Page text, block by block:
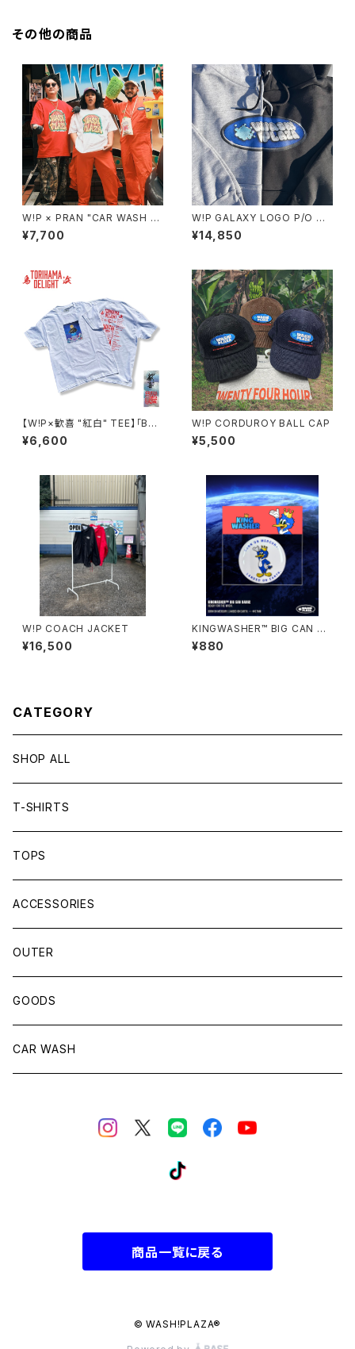
その他の商品
W!P × PRAN "CAR WASH P
LAZA" S/S TEE
¥7,700
W!P GALAXY LOGO P/O HO
ODIE
¥14,850
【W!P×歓喜 "紅白" TEE】「BLO
CK PARTY vol.3 -鳥浜DELI
GHT-」
¥6,600
W!P CORDUROY BALL CAP
¥5,500
W!P COACH JACKET
¥16,500
KINGWASHER™ BIG CAN BA
DGE
¥880
CATEGORY
SHOP ALL
T-SHIRTS
TOPS
ACCESSORIES
OUTER
GOODS
CAR WASH
商品一覧に戻る
© WASH!PLAZA®︎